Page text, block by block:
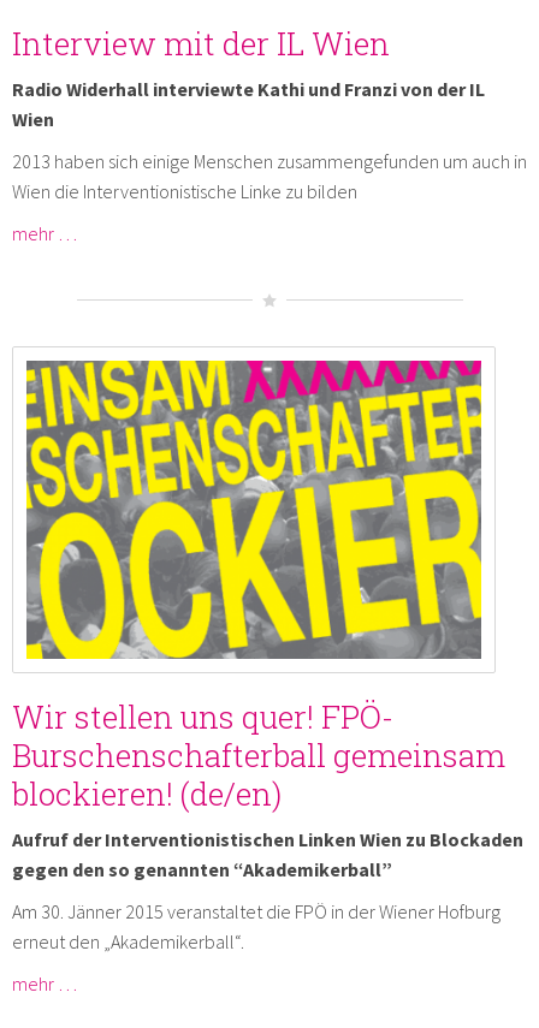
Interview mit der IL Wien
Radio Widerhall interviewte Kathi und Franzi von der IL
Wien
2013 haben sich einige Menschen zusammengefunden um auch in
Wien die Interventionistische Linke zu bilden
mehr …
Wir stellen uns quer! FPÖ-
Burschenschafterball gemeinsam
blockieren! (de/en)
Aufruf der Interventionistischen Linken Wien zu Blockaden
gegen den so genannten “Akademikerball”
Am 30. Jänner 2015 veranstaltet die FPÖ in der Wiener Hofburg
erneut den „Akademikerball“.
mehr …